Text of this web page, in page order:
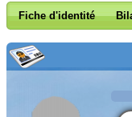
Fiche d'identité